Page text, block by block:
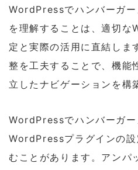
WordPressでハンバーガ
を理解することは、適切
定と実際の活用に直結しま
整を工夫することで、機能
立したナビゲーションを構
WordPressでハンバーガー
WordPressプラグインの
むことがあります。アンパ